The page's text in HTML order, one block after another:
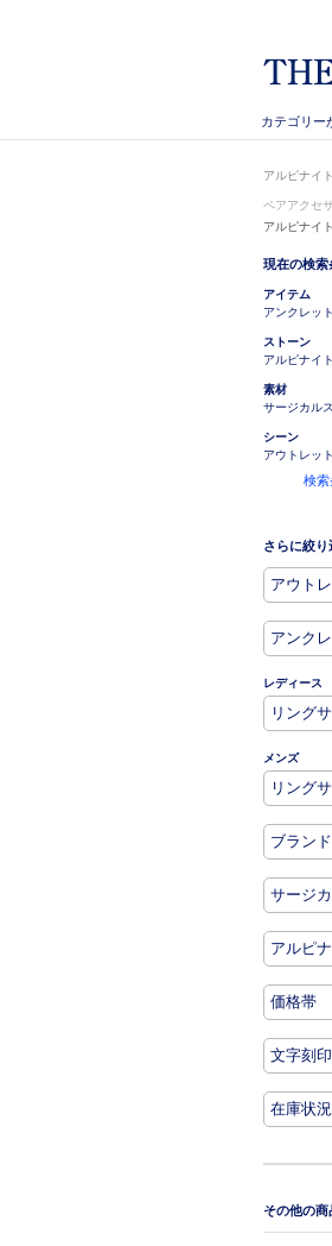
カテゴリー
アルピナイ
ペアアクセ
アルピナイ
現在の検索
アイテム
アンクレット
ストーン
アルピナイト
素材
サージカル
シーン
アウトレット
検索
さらに絞り
レディース
メンズ
その他の商